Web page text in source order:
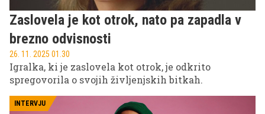
Zaslovela je kot otrok, nato pa zapadla v
brezno odvisnosti
26. 11. 2025 01.30
Igralka, ki je zaslovela kot otrok, je odkrito
spregovorila o svojih življenjskih bitkah.
INTERVJU